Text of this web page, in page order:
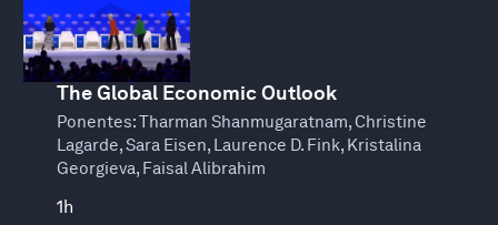
The Global Economic Outlook
Ponentes:Tharman Shanmugaratnam, Christine
Lagarde, Sara Eisen, Laurence D. Fink, Kristalina
Georgieva, Faisal Alibrahim
1h